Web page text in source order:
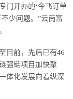
门开办的‘今飞订单
少问题。”云南富
目前，先后已有46
强链项目加快聚
体化发展向着纵深